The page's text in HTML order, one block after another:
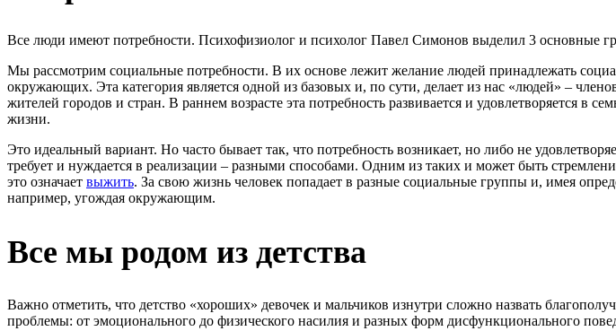
Все люди имеют потребности. Психофизиолог и психолог Павел Симонов выделил 3 основные
Мы рассмотрим социальные потребности. В их основе лежит желание людей принадлежать
окружающих. Эта категория является одной из базовых и, по сути, делает из нас «людей» –
жителей городов и стран. В раннем возрасте эта потребность развивается и удовлетворяется
жизни.
Это идеальный вариант. Но часто бывает так, что потребность возникает, но либо не
требует и нуждается в реализации – разными способами. Одним из таких и может быть
это означает выжить. За свою жизнь человек попадает в разные социальные группы и, имея
например, угождая окружающим.
Все мы родом из детства
Важно отметить, что детство «хороших» девочек и мальчиков изнутри сложно назвать
проблемы: от эмоционального до физического насилия и разных форм дисфункционального